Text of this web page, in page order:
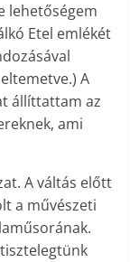
lehetőségem
Etel emlékét
A
állíttattam az
ami
A váltás előtt
a művészeti